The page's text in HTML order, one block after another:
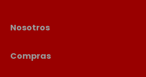
Nosotros
Compras